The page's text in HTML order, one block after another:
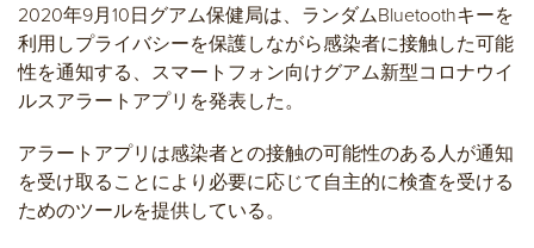
2020年9月10日グアム保健局は、ランダムBluetoothキーを
利用しプライバシーを保護しながら感染者に接触した可能
性を通知する、スマートフォン向けグアム新型コロナウイ
ルスアラートアプリを発表した。
アラートアプリは感染者との接触の可能性のある人が通知
を受け取ることにより必要に応じて自主的に検査を受ける
ためのツールを提供している。